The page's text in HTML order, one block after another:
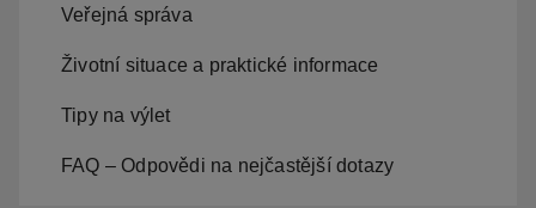
Veřejná správa
Životní situace a praktické informace
Tipy na výlet
FAQ – Odpovědi na nejčastější dotazy